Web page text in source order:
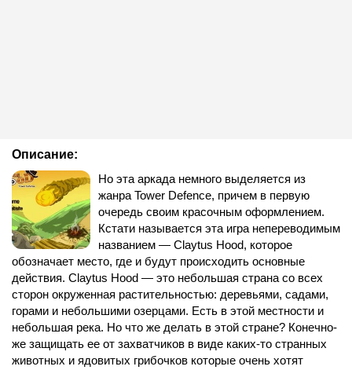
Описание:
Но эта аркада немного выделяется из
жанра Tower Defence, причем в первую
очередь своим красочным оформлением.
Кстати называется эта игра непереводимым
названием — Claytus Hood, которое
обозначает место, где и будут происходить основные
действия. Claytus Hood — это небольшая страна со всех
сторон окруженная растительностью: деревьями, садами,
горами и небольшими озерцами. Есть в этой местности и
небольшая река. Но что же делать в этой стране? Конечно-
же защищать ее от захватчиков в виде каких-то странных
животных и ядовитых грибочков которые очень хотят